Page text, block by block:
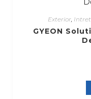
Exterior,
GYEON